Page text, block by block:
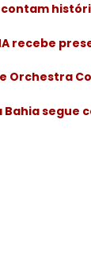
recebe
Orchestra
Bahia segue